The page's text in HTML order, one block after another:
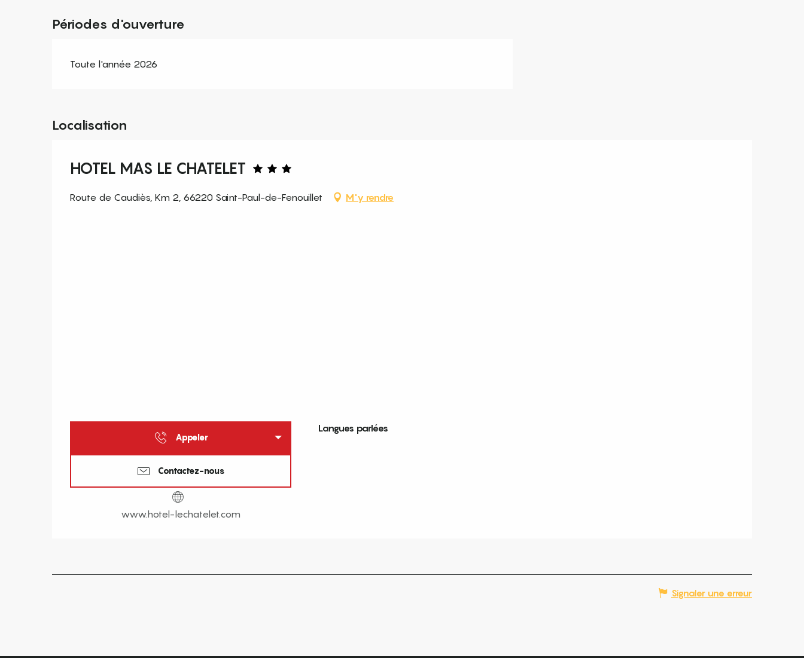
Périodes d'ouverture
Toute l'année 2026
Localisation
HOTEL MAS LE CHATELET
Route de Caudiès, Km 2, 66220 Saint-Paul-de-Fenouillet M'y rendre
Appeler
Contactez-nous
www.hotel-lechatelet.com
Langues parlées
Langues parlées
Signaler une erreur